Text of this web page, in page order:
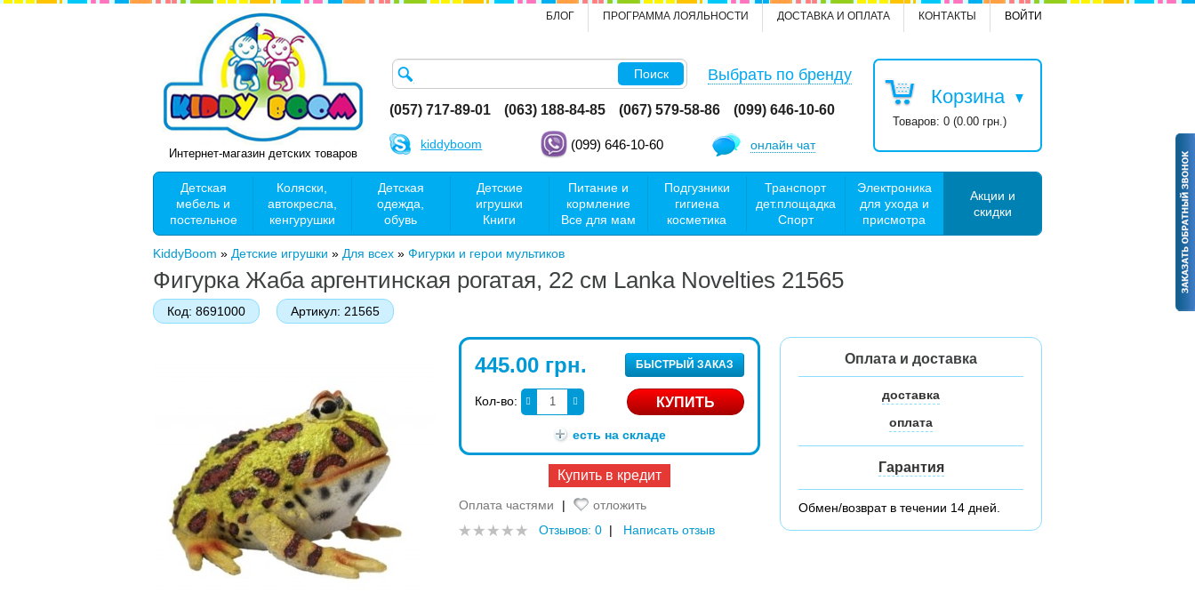
ВОЙТИ
КОНТАКТЫ
ДОСТАВКА И ОПЛАТА
ПРОГРАММА ЛОЯЛЬНОСТИ
БЛОГ
Интернет-магазин детских товаров
Поиск Выбрать по бренду
Корзина
Товаров: 0 (0.00 грн.)
(057) 717-89-01 (063) 188-84-85 (067) 579-58-86 (099) 646-10-60
kiddyboom (099) 646-10-60 онлайн чат
Детская
мебель и
постельное
Коляски,
автокресла,
кенгурушки
Детская
одежда,
обувь
Детские
игрушки
Книги
Питание и
кормление
Все для мам
Подгузники
гигиена
косметика
Транспорт
дет.площадка
Спорт
Электроника
для ухода и
присмотра
Акции и
скидки
KiddyBoom » Детские игрушки » Для всех » Фигурки и герои мультиков
Фигурка Жаба аргентинская рогатая, 22 см Lanka Novelties 21565
Код: 8691000 Артикул: 21565
445.00 грн. БЫСТРЫЙ ЗАКАЗ
Кол-во:
есть на складе
Купить в кредит
Оплата частями |
отложить
Отзывов: 0 | Написать отзыв
Оплата и доставка
доставка
оплата
Гарантия
Обмен/возврат в течении 14 дней.